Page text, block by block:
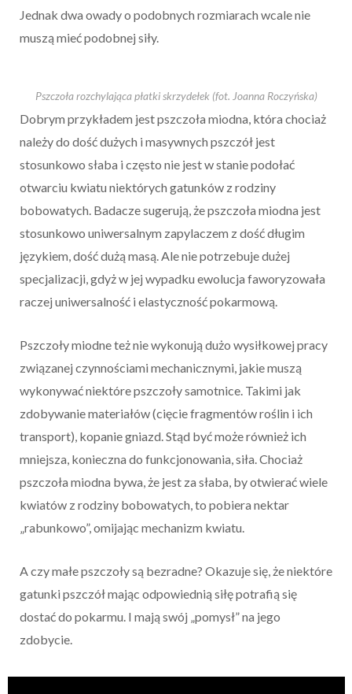
Jednak dwa owady o podobnych rozmiarach wcale nie
muszą mieć podobnej siły.
Pszczoła rozchylająca płatki skrzydełek (fot. Joanna Roczyńska)
Dobrym przykładem jest pszczoła miodna, która chociaż
należy do dość dużych i masywnych pszczół jest
stosunkowo słaba i często nie jest w stanie podołać
otwarciu kwiatu niektórych gatunków z rodziny
bobowatych. Badacze sugerują, że pszczoła miodna jest
stosunkowo uniwersalnym zapylaczem z dość długim
językiem, dość dużą masą. Ale nie potrzebuje dużej
specjalizacji, gdyż w jej wypadku ewolucja faworyzowała
raczej uniwersalność i elastyczność pokarmową.
Pszczoły miodne też nie wykonują dużo wysiłkowej pracy
związanej czynnościami mechanicznymi, jakie muszą
wykonywać niektóre pszczoły samotnice. Takimi jak
zdobywanie materiałów (cięcie fragmentów roślin i ich
transport), kopanie gniazd. Stąd być może również ich
mniejsza, konieczna do funkcjonowania, siła. Chociaż
pszczoła miodna bywa, że jest za słaba, by otwierać wiele
kwiatów z rodziny bobowatych, to pobiera nektar
„rabunkowo”, omijając mechanizm kwiatu.
A czy małe pszczoły są bezradne? Okazuje się, że niektóre
gatunki pszczół mając odpowiednią siłę potrafią się
dostać do pokarmu. I mają swój „pomysł” na jego
zdobycie.